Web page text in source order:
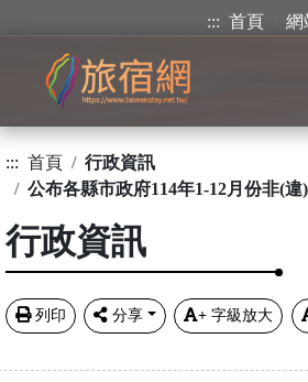
::: 首頁 網
::: 首頁
行政資訊
公布各縣市政府114年1-12月份非(
行政資訊
列印 分享 + 字級放大